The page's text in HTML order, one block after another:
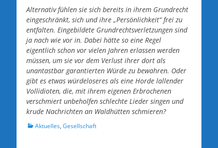
Alternativ fühlen sie sich bereits in ihrem Grundrecht
eingeschränkt, sich und ihre „Persönlichkeit“ frei zu
entfalten. Eingebildete Grundrechtsverletzungen sind
ja nach wie vor in. Dabei hätte so eine Regel
eigentlich schon vor vielen Jahren erlassen werden
müssen, um sie vor dem Verlust ihrer dort als
unantastbar garantierten Würde zu bewahren. Oder
gibt es etwas würdeloseres als eine Horde lallender
Vollidioten, die, mit ihrem eigenen Erbrochenen
verschmiert unbeholfen schlechte Lieder singen und
krude Nachrichten an Waldhütten schmieren?
Kategorien
Aktuelles, Gesellschaft